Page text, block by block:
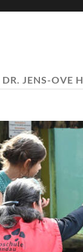
DR. JENS-OVE